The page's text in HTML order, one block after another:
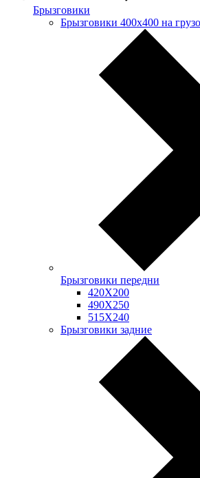
Брызговики
Брызговики 400х400 на
Брызговики передни
420Х200
490Х250
515Х240
Брызговики задние